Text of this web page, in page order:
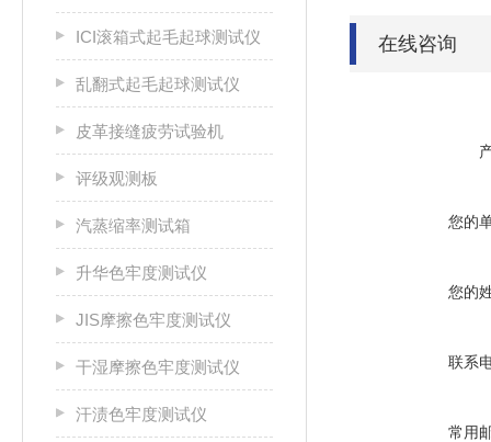
ICI滚箱式起毛起球测试仪
乱翻式起毛起球测试仪
皮革接缝疲劳试验机
评级观测板
汽蒸缩率测试箱
升华色牢度测试仪
JIS摩擦色牢度测试仪
干湿摩擦色牢度测试仪
汗渍色牢度测试仪
在线咨询
您的
您的
联系
常用